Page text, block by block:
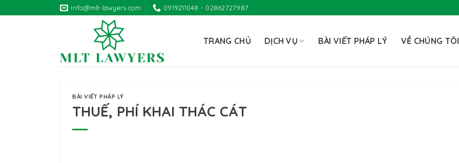
info@mlt-lawyers.com 0919211048 - 02862727987
TRANG CHỦ DỊCH VỤ BÀI VIẾT PHÁP LÝ VỀ CHÚNG TÔI
BÀI VIẾT PHÁP LÝ
THUẾ, PHÍ KHAI THÁC CÁT